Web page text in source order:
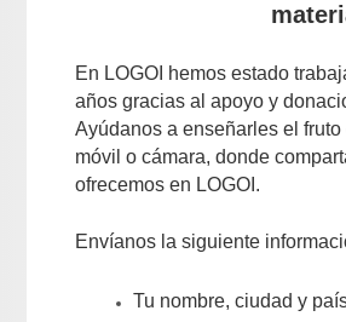
En LOGOI hemos estado
años gracias al apoyo y
Ayúdanos a enseñarles el
móvil o cámara, donde
ofrecemos en LOGOI.
Envíanos la siguiente
Tu nombre, ciudad y